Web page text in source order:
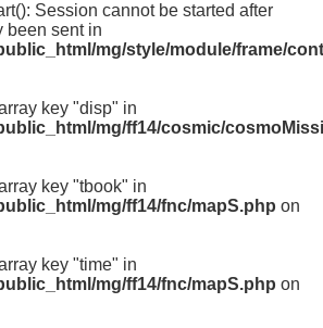
Session cannot be started after
been sent in
mg/style/module/frame/
key "disp" in
mg/ff14/cosmic/
key "tbook" in
mg/ff14/fnc/mapS.php on
key "time" in
mg/ff14/fnc/mapS.php on